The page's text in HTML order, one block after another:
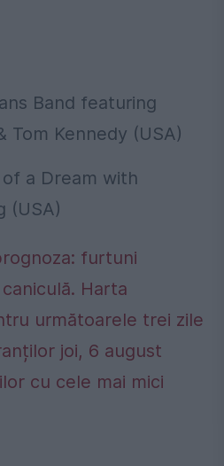
Band featuring
Tom Kennedy (USA)
a Dream with
(USA)
furtuni
Harta
următoarele trei zile
joi, 6 august
cu cele mai mici